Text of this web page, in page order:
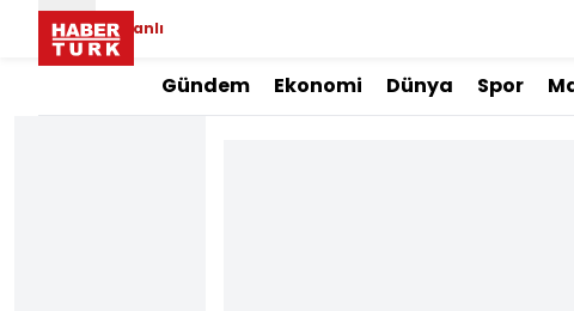
Canlı
Gündem Ekonomi Dünya Spor